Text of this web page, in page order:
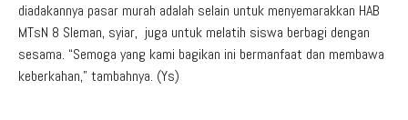
diadakannya pasar murah adalah selain untuk menyemarakkan HAB
MTsN 8 Sleman, syiar, juga untuk melatih siswa berbagi dengan
sesama. “Semoga yang kami bagikan ini bermanfaat dan membawa
keberkahan,” tambahnya. (Ys)